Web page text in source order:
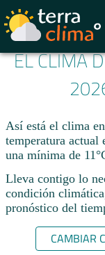
EL CLIMA
Así está el clima
temperatura actual
una mínima de
Lleva contigo lo
condición
pronóstico del
CAMBIAR